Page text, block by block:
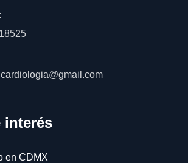
interés
en CDMX